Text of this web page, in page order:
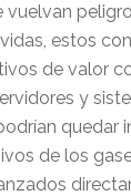
vuelvan
estos
de valor
y
quedar
de los